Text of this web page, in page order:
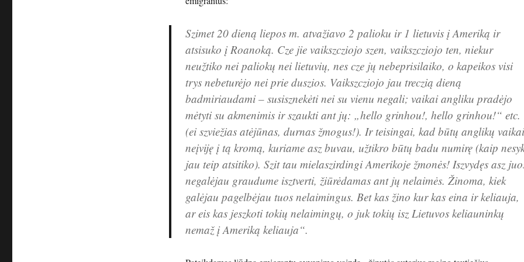
Szimet 20 dieną liepos m. atvažiavo 2 palioku ir 1 lietuvis į Ameriką ir
atsisuko į Roanoką. Cze jie vaikszcziojo szen, vaikszcziojo ten, niekur
neužtiko nei paliokų nei lietuvių, nes cze jų nebeprisilaiko, o kapeikos visi
trys nebeturėjo nei prie duszios. Vaikszcziojo jau treczią dieną
badmiriaudami – susisznekėti nei su vienu negali; vaikai angliku pradėjo
mėtyti su akmenimis ir szaukti ant jų: „hello grinhou!, hello grinhou!“ etc.
(ei szviežias atėjūnas, durnas žmogus!). Ir teisingai, kad būtų anglikų vaikai
neįviję į tą kromą, kuriame asz buvau, užtikro būtų badu numirę (kaip
jau teip atsitiko). Szit tau mielaszirdingi Amerikoje žmonės! Iszvydęs asz
negalėjau graudume isztverti, žiūrėdamas ant jų nelaimės. Žinoma, kiek
galėjau pagelbėjau tuos nelaimingus. Bet kas žino kur kas eina ir keliauja,
ar eis kas jeszkoti tokių nelaimingų, o juk tokių isz Lietuvos keliauninkų
nemaž į Ameriką keliauja“.